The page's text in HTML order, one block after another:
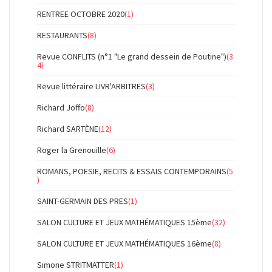
RENTREE OCTOBRE 2020(1)
RESTAURANTS(8)
Revue CONFLITS (n°1 "Le grand dessein de Poutine")(3
4)
Revue littéraire LIVR'ARBITRES(3)
Richard Joffo(8)
Richard SARTÈNE(12)
Roger la Grenouille(6)
ROMANS, POESIE, RECITS & ESSAIS CONTEMPORAINS(5
)
SAINT-GERMAIN DES PRES(1)
SALON CULTURE ET JEUX MATHÉMATIQUES 15ème(32)
SALON CULTURE ET JEUX MATHÉMATIQUES 16ème(8)
Simone STRITMATTER(1)